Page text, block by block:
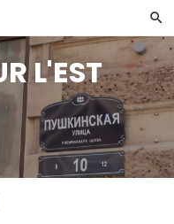
L'EST
Twitter